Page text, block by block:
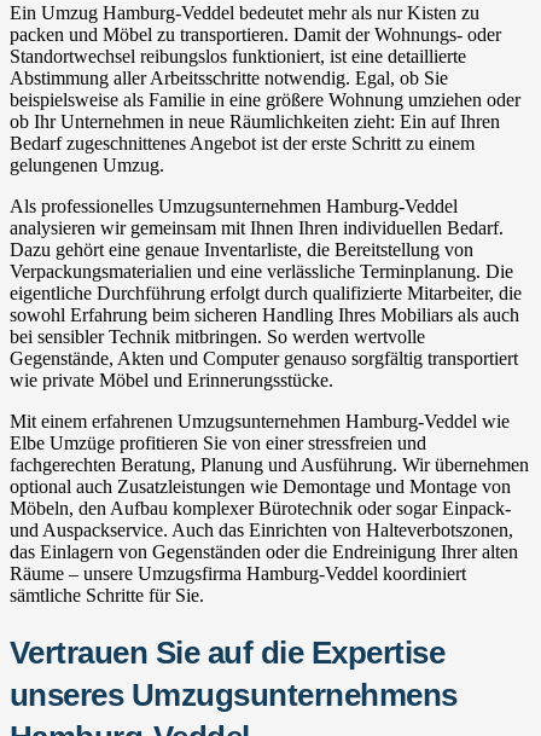
Ein Umzug Hamburg-Veddel bedeutet mehr als nur Kisten zu
packen und Möbel zu transportieren. Damit der Wohnungs- oder
Standortwechsel reibungslos funktioniert, ist eine detaillierte
Abstimmung aller Arbeitsschritte notwendig. Egal, ob Sie
beispielsweise als Familie in eine größere Wohnung umziehen oder
ob Ihr Unternehmen in neue Räumlichkeiten zieht: Ein auf Ihren
Bedarf zugeschnittenes Angebot ist der erste Schritt zu einem
gelungenen Umzug.
Als professionelles Umzugsunternehmen Hamburg-Veddel
analysieren wir gemeinsam mit Ihnen Ihren individuellen Bedarf.
Dazu gehört eine genaue Inventarliste, die Bereitstellung von
Verpackungsmaterialien und eine verlässliche Terminplanung. Die
eigentliche Durchführung erfolgt durch qualifizierte Mitarbeiter, die
sowohl Erfahrung beim sicheren Handling Ihres Mobiliars als auch
bei sensibler Technik mitbringen. So werden wertvolle
Gegenstände, Akten und Computer genauso sorgfältig transportiert
wie private Möbel und Erinnerungsstücke.
Mit einem erfahrenen Umzugsunternehmen Hamburg-Veddel wie
Elbe Umzüge profitieren Sie von einer stressfreien und
fachgerechten Beratung, Planung und Ausführung. Wir übernehmen
optional auch Zusatzleistungen wie Demontage und Montage von
Möbeln, den Aufbau komplexer Bürotechnik oder sogar Einpack-
und Auspackservice. Auch das Einrichten von Halteverbotszonen,
das Einlagern von Gegenständen oder die Endreinigung Ihrer alten
Räume – unsere Umzugsfirma Hamburg-Veddel koordiniert
sämtliche Schritte für Sie.
Vertrauen Sie auf die Expertise
unseres Umzugsunternehmens